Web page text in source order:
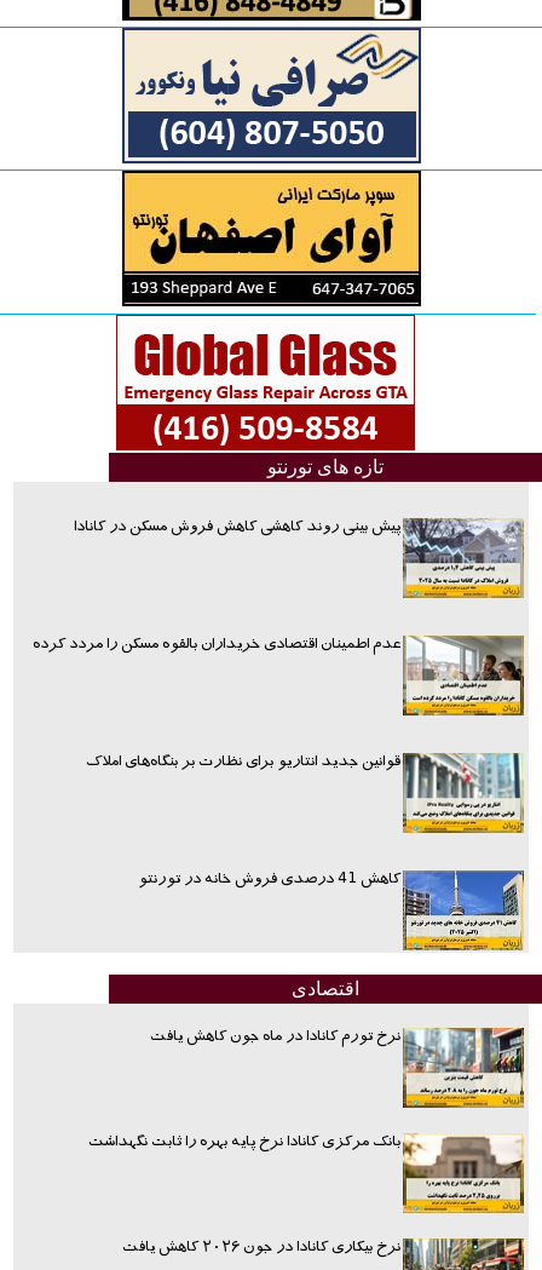
تازه های تورنتو
پیش بینی روند کاهشی کاهش فروش مسکن در کانادا
عدم اطمینان اقتصادی خریداران بالقوه مسکن را مردد کرده
قوانین جدید انتاریو برای نظارت بر بنگاه‌های املاک
کاهش 41 درصدی فروش خانه در تورنتو
اقتصادی
نرخ تورم کانادا در ماه جون کاهش یافت
بانک مرکزی کانادا نرخ پایه بهره را ثابت نگهداشت
نرخ بیکاری کانادا در جون ۲۰۲۶ کاهش یافت